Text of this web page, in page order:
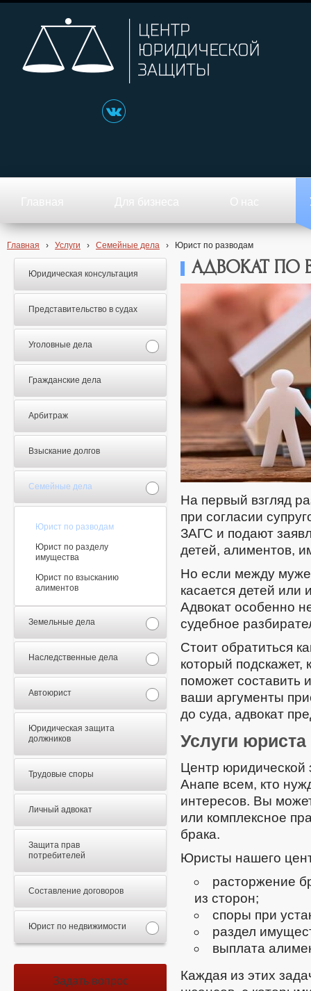
Главная Для бизнеса О нас
Главная › Услуги › Семейные дела › Юрист по разводам
Юридическая консультация
Представительство в судах
Уголовные дела
Гражданские дела
Арбитраж
Взыскание долгов
Семейные дела
Юрист по разводам
Юрист по разделу
имущества
Юрист по взысканию
алиментов
Земельные дела
Наследственные дела
Автоюрист
Юридическая защита
должников
Трудовые споры
Личный адвокат
Защита прав
потребителей
Составление договоров
Юрист по недвижимости
Задать вопрос
АДВОКАТ ПО
На первый взгляд
при согласии
ЗАГС и подают
детей, алиментов,
Но если между
касается детей
Адвокат особенно
судебное
Стоит обратиться
который подскажет,
поможет составить
ваши аргументы
до суда, адвокат
Услуги
Центр юридической
Анапе всем, кто
интересов. Вы
или комплексное
брака.
Юристы нашего
расторжение
из сторон;
споры при
раздел
выплата
Каждая из этих